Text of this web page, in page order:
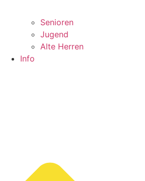
Senioren
Jugend
Alte Herren
Info